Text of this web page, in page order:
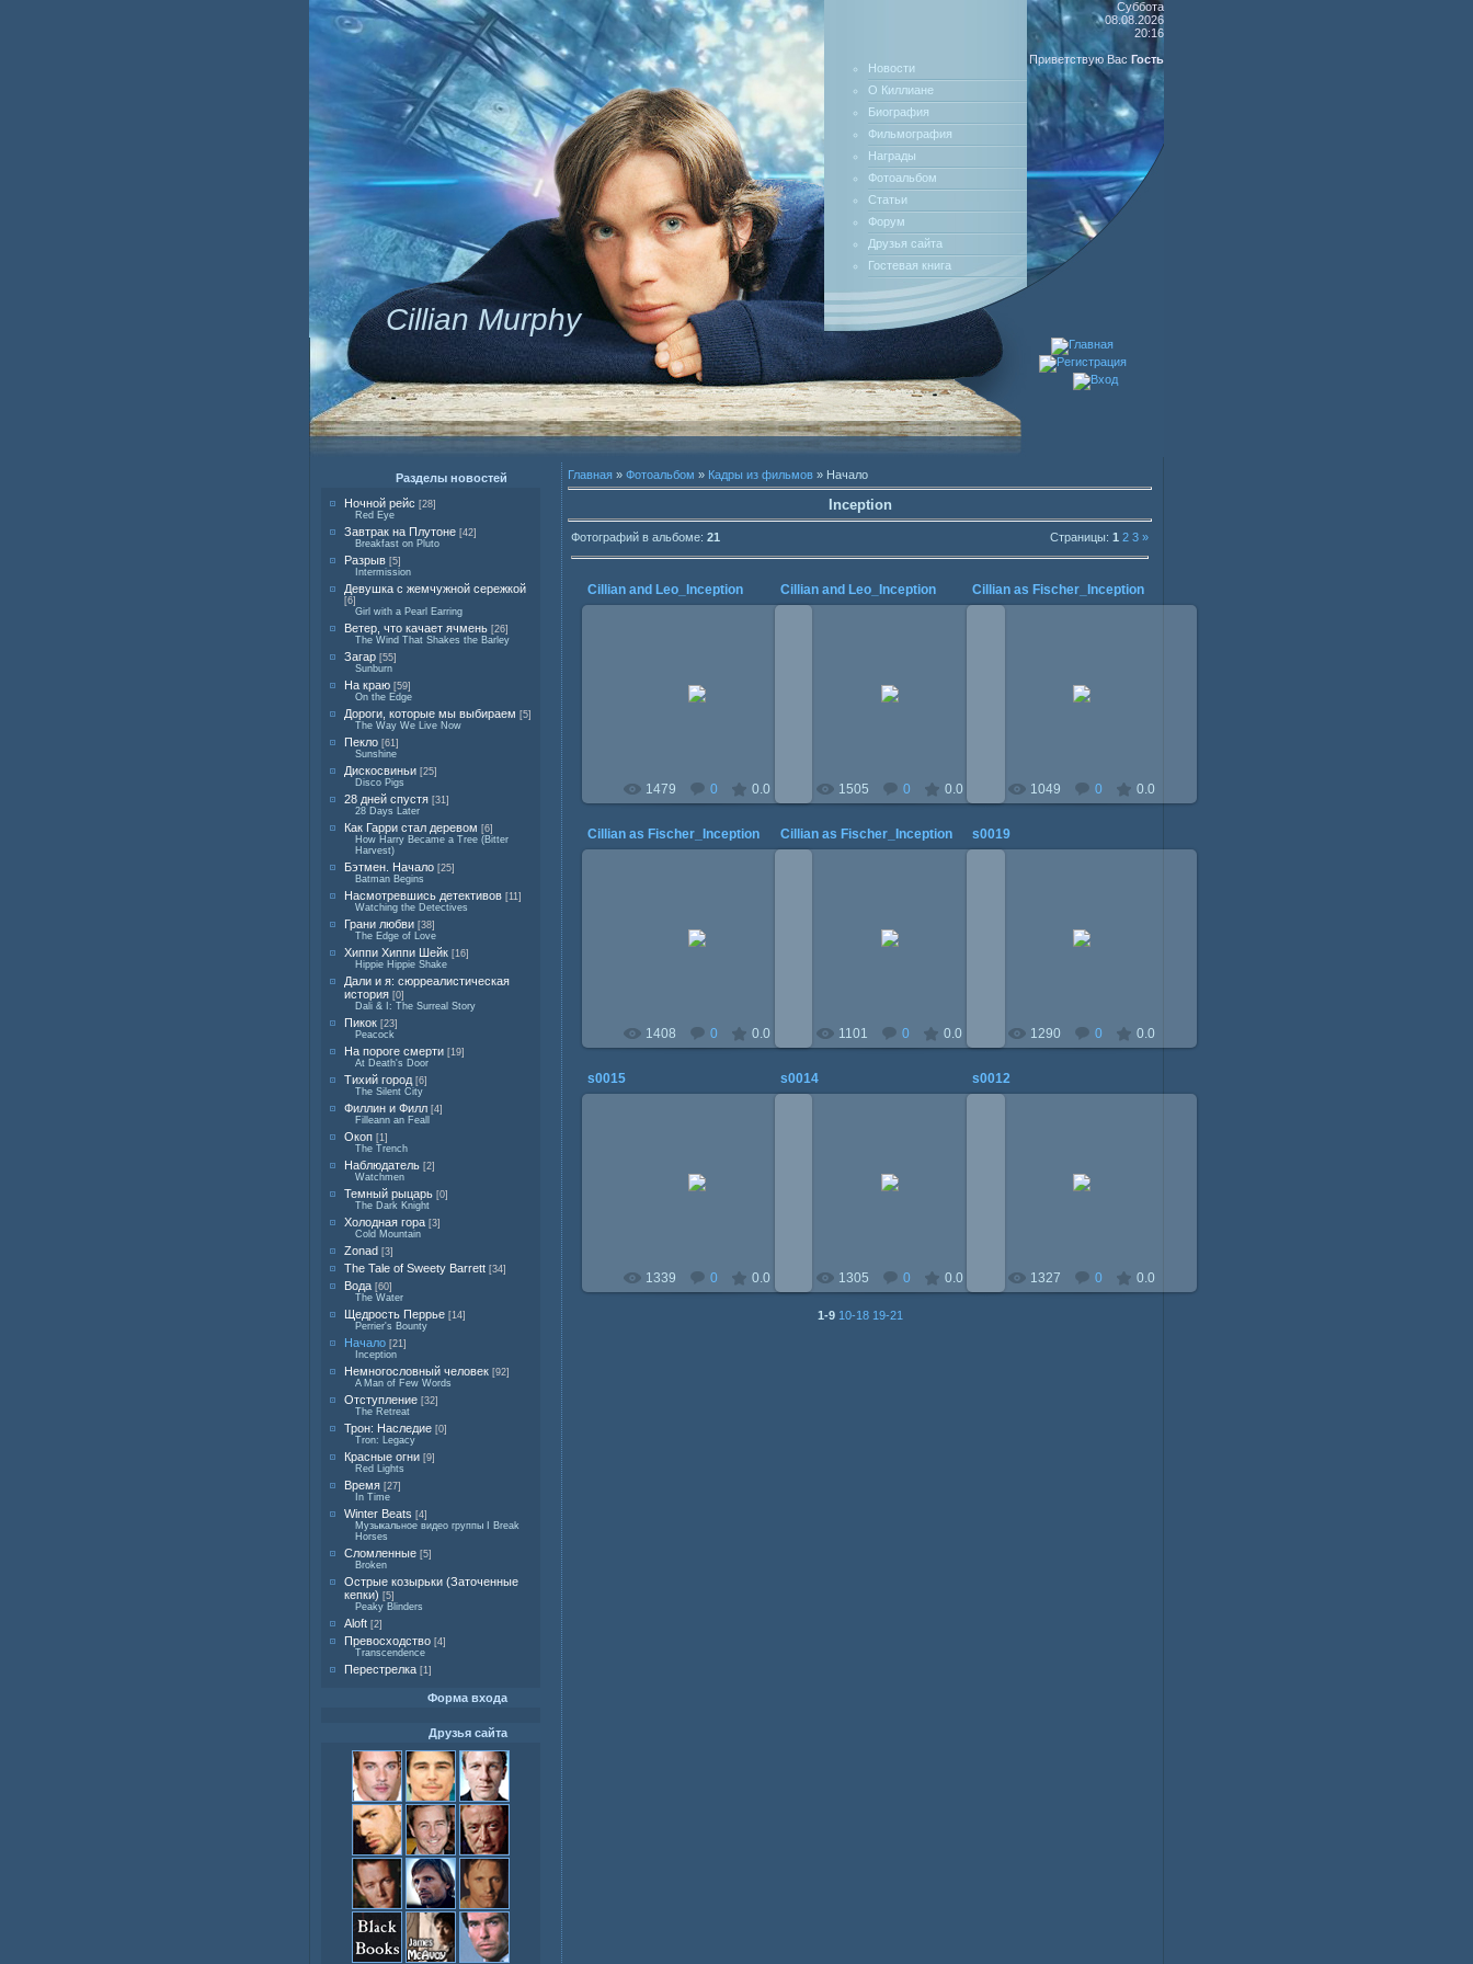
Cillian Murphy
Новости
О Киллиане
Биография
Фильмография
Награды
Фотоальбом
Статьи
Форум
Друзья сайта
Гостевая книга
Суббота
08.08.2026
20:16
Приветствую Вас Гость
Разделы новостей
Ночной рейс [28]
Red Eye
Завтрак на Плутоне [42]
Breakfast on Pluto
Разрыв [5]
Intermission
Девушка с жемчужной сережкой
[6]
Girl with a Pearl Earring
Ветер, что качает ячмень [26]
The Wind That Shakes the Barley
Загар [55]
Sunburn
На краю [59]
On the Edge
Дороги, которые мы выбираем [5]
The Way We Live Now
Пекло [61]
Sunshine
Дискосвиньи [25]
Disco Pigs
28 дней спустя [31]
28 Days Later
Как Гарри стал деревом [6]
How Harry Became a Tree (Bitter
Harvest)
Бэтмен. Начало [25]
Batman Begins
Насмотревшись детективов [11]
Watching the Detectives
Грани любви [38]
The Edge of Love
Хиппи Хиппи Шейк [16]
Hippie Hippie Shake
Дали и я: сюрреалистическая
история [0]
Dali & I: The Surreal Story
Пикок [23]
Peacock
На пороге смерти [19]
At Death's Door
Тихий город [6]
The Silent City
Филлин и Филл [4]
Filleann an Feall
Окоп [1]
The Trench
Наблюдатель [2]
Watchmen
Темный рыцарь [0]
The Dark Knight
Холодная гора [3]
Cold Mountain
Zonad [3]
The Tale of Sweety Barrett [34]
Вода [60]
The Water
Щедрость Перрье [14]
Perrier's Bounty
Начало [21]
Inception
Немногословный человек [92]
A Man of Few Words
Отступление [32]
The Retreat
Трон: Наследие [0]
Tron: Legacy
Красные огни [9]
Red Lights
Время [27]
In Time
Winter Beats [4]
Музыкальное видео группы I Break
Horses
Сломленные [5]
Broken
Острые козырьки (Заточенные
кепки) [5]
Peaky Blinders
Aloft [2]
Превосходство [4]
Transcendence
Перестрелка [1]
Форма входа
Друзья сайта
Главная » Фотоальбом » Кадры из фильмов » Начало
Inception
Фотографий в альбоме: 21 Страницы: 1 2 3 »
Cillian and Leo_Inception
1479 0 0.0
Cillian and Leo_Inception
1505 0 0.0
Cillian as Fischer_Inception
1049 0 0.0
Cillian as Fischer_Inception
1408 0 0.0
Cillian as Fischer_Inception
1101 0 0.0
s0019
1290 0 0.0
s0015
1339 0 0.0
s0014
1305 0 0.0
s0012
1327 0 0.0
1-9 10-18 19-21